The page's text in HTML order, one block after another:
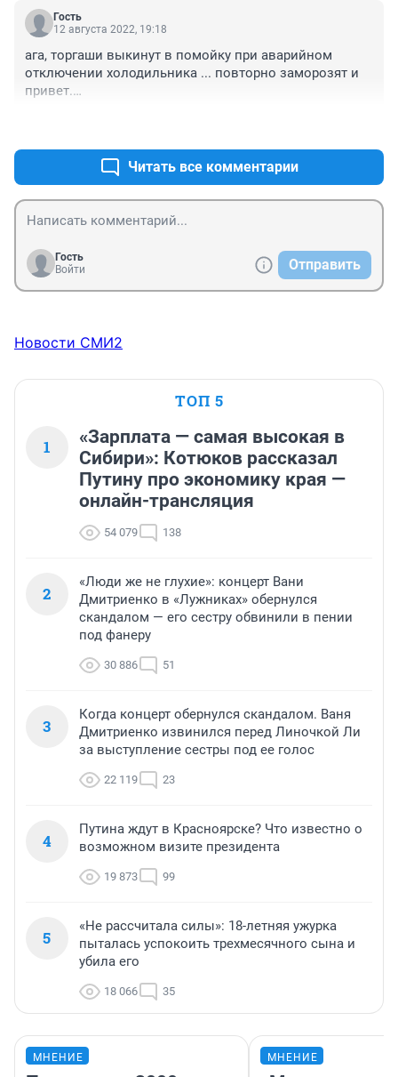
получалось.
Дальше этотбред читать не стал.
Гость
12 августа 2022, 19:18
ага, торгаши выкинут в помойку при аварийном
отключении холодильника ... повторно заморозят и
привет.
Читать все комментарии
Гость
Войти
Отправить
Новости СМИ2
ТОП 5
1
«Зарплата — самая высокая в
Сибири»: Котюков рассказал
Путину про экономику края —
онлайн-трансляция
54 079 138
2
«Люди же не глухие»: концерт Вани
Дмитриенко в «Лужниках» обернулся
скандалом — его сестру обвинили в пении
под фанеру
30 886 51
3
Когда концерт обернулся скандалом. Ваня
Дмитриенко извинился перед Линочкой Ли
за выступление сестры под ее голос
22 119 23
4
Путина ждут в Красноярске? Что известно о
возможном визите президента
19 873 99
5
«Не рассчитала силы»: 18-летняя ужурка
пыталась успокоить трехмесячного сына и
убила его
18 066 35
МНЕНИЕ МНЕНИЕ